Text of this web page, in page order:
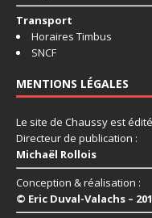
Transport
Horaires Timbus
SNCF
MENTIONS LÉGALES
Le site de Chaussy est
Directeur de publication :
Michaël Rollois
Conception & réalisation :
© Eric Duval-Valachs –